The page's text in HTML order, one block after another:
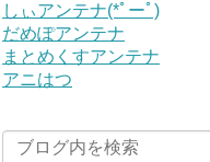
しぃアンテナ(*ﾟーﾟ)
だめぽアンテナ
まとめくすアンテナ
アニはつ